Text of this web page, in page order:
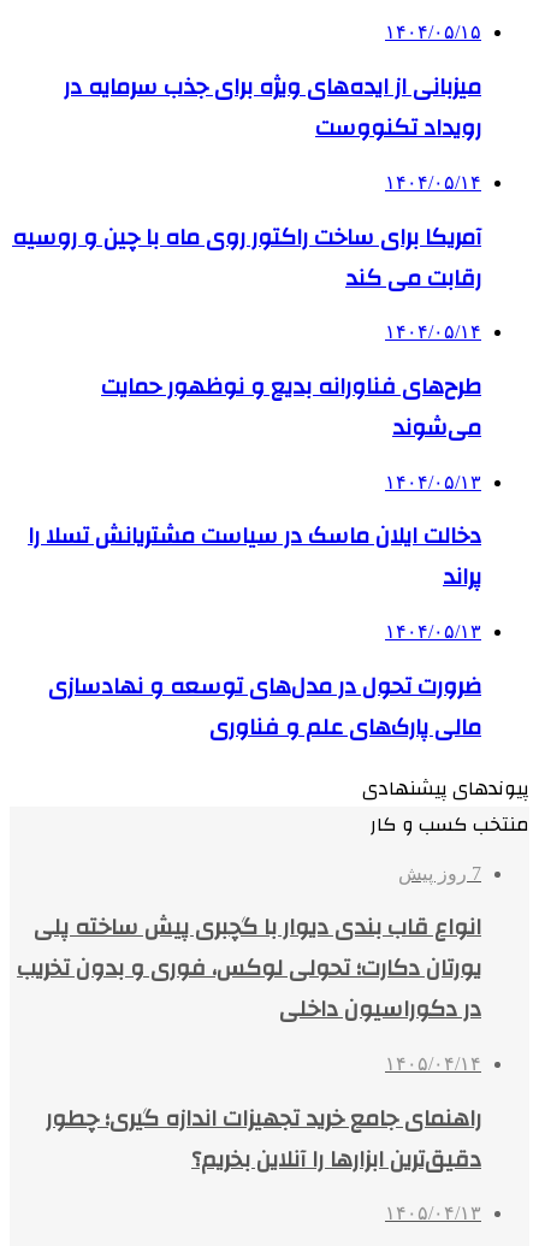
۱۴۰۴/۰۵/۱۵
میزبانی از ایده‌های ویژه برای جذب سرمایه در
رویداد تکنووست
۱۴۰۴/۰۵/۱۴
آمریکا برای ساخت راکتور روی ماه با چین و روسیه
رقابت می کند
۱۴۰۴/۰۵/۱۴
طرح‌های فناورانه بدیع و نوظهور حمایت
می‌شوند
۱۴۰۴/۰۵/۱۳
دخالت ایلان ماسک در سیاست مشتریانش تسلا را
پراند
۱۴۰۴/۰۵/۱۳
ضرورت تحول در مدل‌های توسعه و نهادسازی
مالی پارک‌های علم و فناوری
پیوندهای پیشنهادی
منتخب کسب و کار
7 روز پیش
انواع قاب بندی دیوار با گچبری پیش ساخته پلی
یورتان دکارت؛ تحولی لوکس، فوری و بدون تخریب
در دکوراسیون داخلی
۱۴۰۵/۰۴/۱۴
راهنمای جامع خرید تجهیزات اندازه گیری؛ چطور
دقیق‌ترین ابزارها را آنلاین بخریم؟
۱۴۰۵/۰۴/۱۳